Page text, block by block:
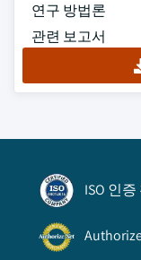
연구 방법론
관련 보고서
ISO 인